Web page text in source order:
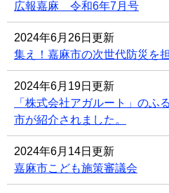
広報嘉麻 令和6年7月号
2024年6月26日更新
集え！嘉麻市の次世代防災を
2024年6月19日更新
「株式会社アガルート」のふ
市が紹介されました。
2024年6月14日更新
嘉麻市こども施策審議会